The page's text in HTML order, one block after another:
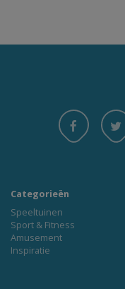
Categorieën
Speeltuinen
Sport & Fitness
Amusement
Inspiratie